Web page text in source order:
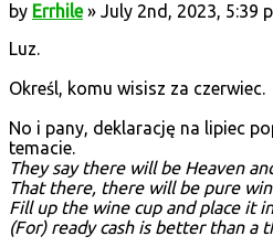
by Errhile» July 2nd, 2023, 5:39
Luz.
Określ, komu wisisz za czerwiec.
No i pany, deklarację na lipiec
temacie.
They say there will be Heaven
That there, there will be pure
Fill up the wine cup and place it
(For) ready cash is better than a